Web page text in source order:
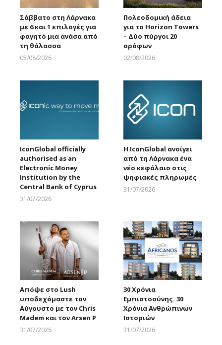
Σάββατο στη Λάρνακα
με 6 και 1 επιλογές για
φαγητό μια ανάσα από
τη θάλασσα
05/08/2026
Πολεοδομική άδεια
για το Horizon Towers
– Δύο πύργοι 20
ορόφων
02/08/2026
IconGlobal officially
authorised as an
Electronic Money
Institution by the
Central Bank of Cyprus
31/07/2026
Η IconGlobal ανοίγει
από τη Λάρνακα ένα
νέο κεφάλαιο στις
ψηφιακές πληρωμές
31/07/2026
Απόψε στο Lush
υποδεχόμαστε τον
Αύγουστο με τον Chris
Madem και τον Arsen P
31/07/2026
30 Χρόνια
Εμπιστοσύνης. 30
Χρόνια Ανθρώπινων
Ιστοριών
31/07/2026